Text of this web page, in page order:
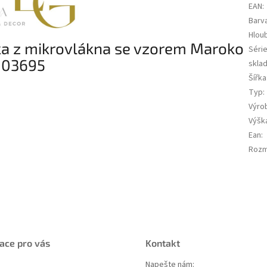
z mikrovlákna se vzorem Maroko
EAN:
Šířka
Typ:
Ean:
pro vás Kontakt
Napešte nám: